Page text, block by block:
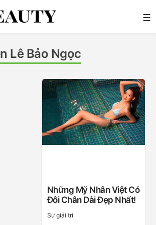
☰
Lê Bảo Ngọc
Những Mỹ Nhân Việt Có
Đôi Chân Dài Đẹp Nhất!
Sự giải trí